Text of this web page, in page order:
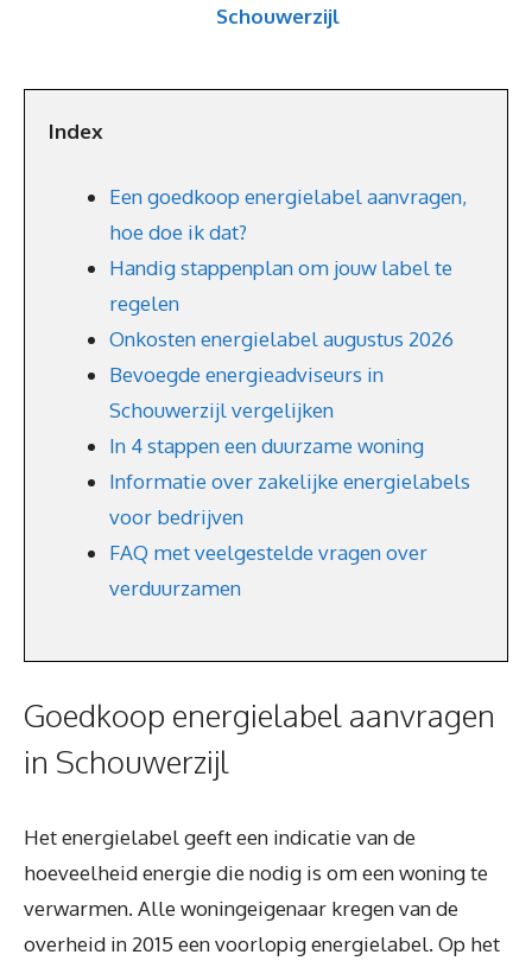
Schouwerzijl
Index
Een goedkoop energielabel aanvragen,
hoe doe ik dat?
Handig stappenplan om jouw label te
regelen
Onkosten energielabel augustus 2026
Bevoegde energieadviseurs in
Schouwerzijl vergelijken
In 4 stappen een duurzame woning
Informatie over zakelijke energielabels
voor bedrijven
FAQ met veelgestelde vragen over
verduurzamen
Goedkoop energielabel aanvragen
in Schouwerzijl
Het energielabel geeft een indicatie van de
hoeveelheid energie die nodig is om een woning te
verwarmen. Alle woningeigenaar kregen van de
overheid in 2015 een voorlopig energielabel. Op het